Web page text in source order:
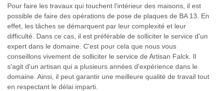
Pour faire les travaux qui touchent l'intérieur des maisons, il est
possible de faire des opérations de pose de plaques de BA 13. En
effet, les tâches se démarquent par leur complexité et leur
difficulté. Dans ce cas, il est préférable de solliciter le service d'un
expert dans le domaine. C'est pour cela que nous vous
conseillons vivement de solliciter le service de Artisan Falck. Il
s'agit d'un artisan qui a plusieurs années d'expérience dans le
domaine. Ainsi, il peut garantir une meilleure qualité de travail tout
en respectant le délai imparti.